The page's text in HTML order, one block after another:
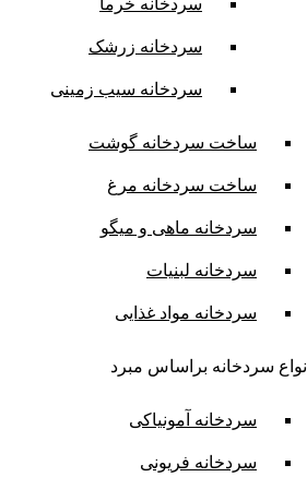
سردخانه خرما
سردخانه زرشک
سردخانه سیب زمینی
ساخت سردخانه گوشت
ساخت سردخانه مرغ
سردخانه ماهی و میگو
سردخانه لبنیات
سردخانه مواد غذایی
انواع سردخانه براساس مبرد
سردخانه آمونیاکی
سردخانه فریونی